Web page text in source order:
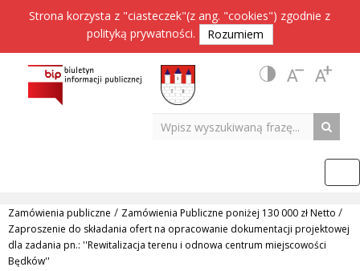
Strona korzysta z "ciasteczek"(z ang. "cookies") zgodnie z
polityką prywatności. Rozumiem
Zamówienia publiczne / Zamówienia Publiczne poniżej 130 000 zł Netto /
Zaproszenie do składania ofert na opracowanie dokumentacji projektowej
dla zadania pn.: ''Rewitalizacja terenu i odnowa centrum miejscowości
Będków''